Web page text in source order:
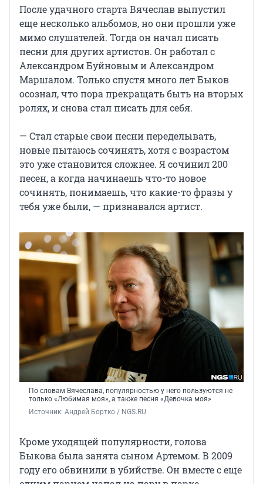
После удачного старта Вячеслав выпустил
еще несколько альбомов, но они прошли уже
мимо слушателей. Тогда он начал писать
песни для других артистов. Он работал с
Александром Буйновым и Александром
Маршалом. Только спустя много лет Быков
осознал, что пора прекращать быть на вторых
ролях, и снова стал писать для себя.
— Стал старые свои песни переделывать,
новые пытаюсь сочинять, хотя с возрастом
это уже становится сложнее. Я сочинил 200
песен, а когда начинаешь что-то новое
сочинять, понимаешь, что какие-то фразы у
тебя уже были, — признавался артист.
По словам Вячеслава, популярностью у него пользуются не
только «Любимая моя», а также песня «Девочка моя»
Источник: Андрей Бортко / NGS.RU
Кроме уходящей популярности, голова
Быкова была занята сыном Артемом. В 2009
году его обвинили в убийстве. Он вместе с еще